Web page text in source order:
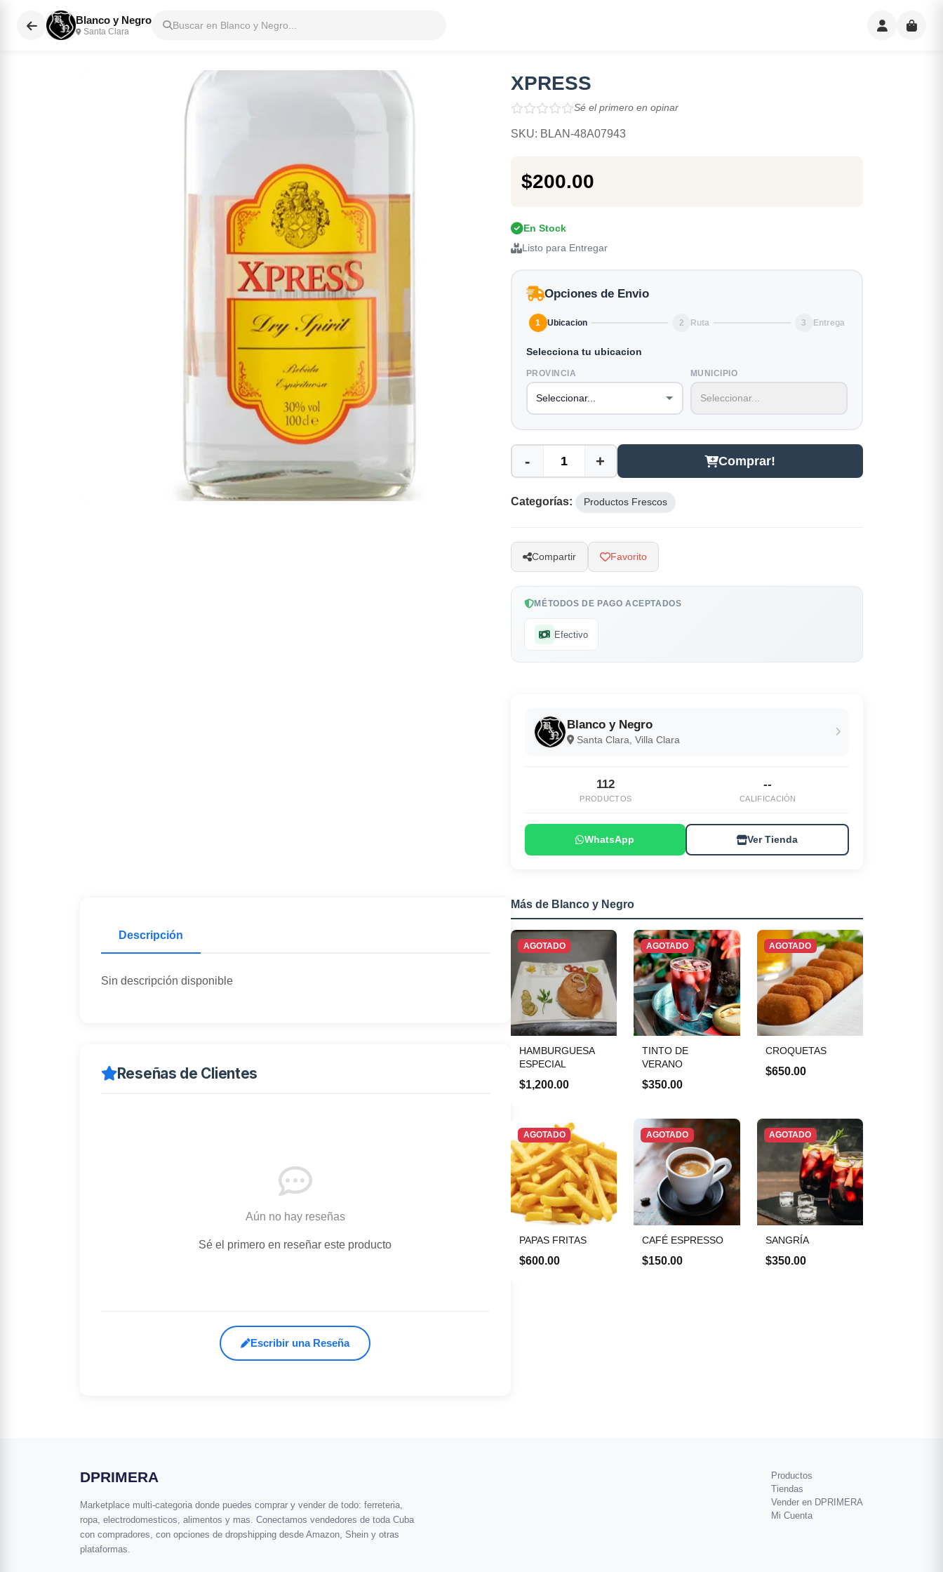
Blanco y Negro
Santa Clara
Buscar en Blanco y Negro...
XPRESS
Sé el primero en opinar
SKU: BLAN-48A07943
$200.00
En Stock
Listo para Entregar
Opciones de Envio
1 Ubicacion 2 Ruta 3 Entrega
Selecciona tu ubicacion
PROVINCIA MUNICIPIO
- + Comprar!
Categorías: Productos Frescos
Compartir Favorito
MÉTODOS DE PAGO ACEPTADOS
Efectivo
Blanco y Negro
Santa Clara, Villa Clara
112
PRODUCTOS
--
CALIFICACIÓN
WhatsApp Ver Tienda
Descripción
Sin descripción disponible
Reseñas de Clientes
Aún no hay reseñas
Sé el primero en reseñar este producto
Escribir una Reseña
Más de Blanco y Negro
AGOTADO
HAMBURGUESA
ESPECIAL
$1,200.00
AGOTADO
TINTO DE
VERANO
$350.00
AGOTADO
CROQUETAS
$650.00
AGOTADO
PAPAS FRITAS
$600.00
AGOTADO
CAFÉ ESPRESSO
$150.00
AGOTADO
SANGRÍA
$350.00
DPRIMERA
Marketplace multi-categoria donde puedes comprar y vender de todo: ferreteria,
ropa, electrodomesticos, alimentos y mas. Conectamos vendedores de toda Cuba
con compradores, con opciones de dropshipping desde Amazon, Shein y otras
plataformas.
Productos
Tiendas
Vender en DPRIMERA
Mi Cuenta